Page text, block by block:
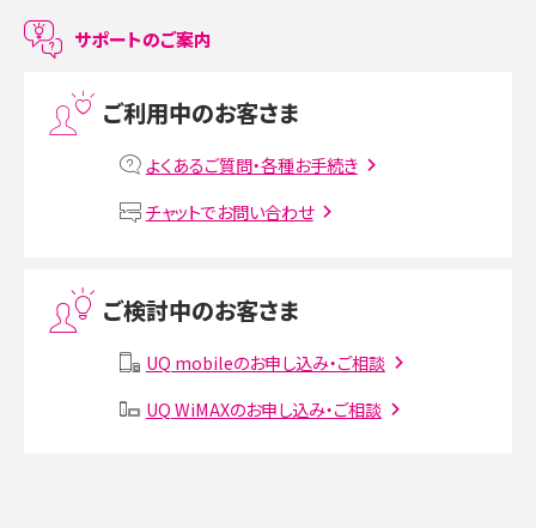
LINEで友だちを削除する方法は？方法ごとの影響や復活・復元する方法も解説
MNOとは？MVNOやMVNEとの違いやメリット・デメリットを解説
VPN接続とは？仕組みや必要性、メリット・デメリット、接続方法を解説
Instagram（インスタグラム）でスクショするとバレる？バレるケースや撮り方も解
SMSとは？料金やできること、注意点や届かない時の対処法を解説
サポートのご案内
ご利用中のお客さま
よくあるご質問・各種お手続き
チャットでお問い合わせ
ご検討中のお客さま
UQ mobileのお申し込み・ご相談
UQ WiMAXのお申し込み・ご相談